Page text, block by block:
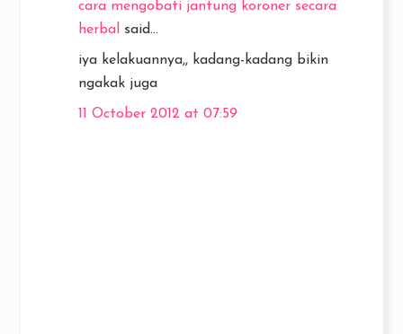
cara mengobati jantung koroner secara
herbal
said...
iya kelakuannya,, kadang-kadang bikin
ngakak juga
11 October 2012 at 07:59